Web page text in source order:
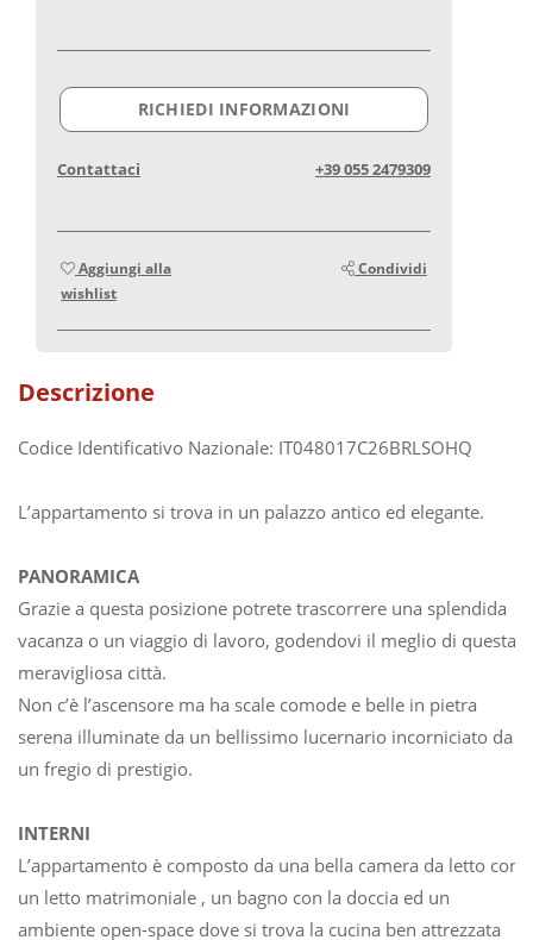
Descrizione
Codice Identificativo Nazionale: IT048017C26BRLSOHQ
L’appartamento si trova in un palazzo antico ed elegante.
PANORAMICA
Grazie a questa posizione potrete trascorrere una splendida
vacanza o un viaggio di lavoro, godendovi il meglio di questa
meravigliosa città.
Non c’è l’ascensore ma ha scale comode e belle in pietra
serena illuminate da un bellissimo lucernario incorniciato da
un fregio di prestigio.
INTERNI
L’appartamento è composto da una bella camera da letto con
un letto matrimoniale , un bagno con la doccia ed un
ambiente open-space dove si trova la cucina ben attrezzata
RICHIEDI INFORMAZIONI
Contattaci +39 055 2479309
Aggiungi alla
wishlist
Condividi